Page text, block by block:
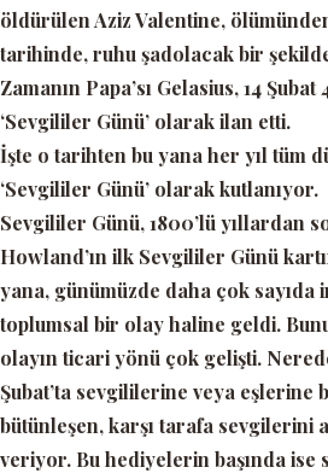
öldürülen Aziz Valentine,
tarihinde, ruhu şadolacak bir
Zamanın Papa’sı Gelasius, 14 Şubat
‘Sevgililer Günü’ olarak ilan etti.
İşte o tarihten bu yana her yıl tüm
‘Sevgililer Günü’ olarak kutlanıyor.
Sevgililer Günü, 1800’lü yıllardan
Howland’ın ilk Sevgililer Günü
yana, günümüzde daha çok sayıda
toplumsal bir olay haline geldi.
olayın ticari yönü çok gelişti.
Şubat’ta sevgililerine veya eşlerine
bütünleşen, karşı tarafa sevgilerini
veriyor. Bu hediyelerin başında ise